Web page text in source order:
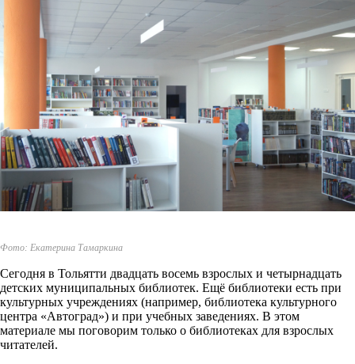
Фото: Екатерина Тамаркина
Сегодня в Тольятти двадцать восемь взрослых и четырнадцать
детских муниципальных библиотек. Ещё библиотеки есть при
культурных учреждениях (например, библиотека культурного
центра «Автоград») и при учебных заведениях. В этом
материале мы поговорим только о библиотеках для взрослых
читателей.